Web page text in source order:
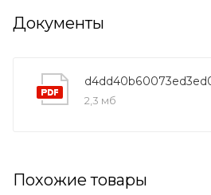
Документы
2,3 мб
Похожие товары